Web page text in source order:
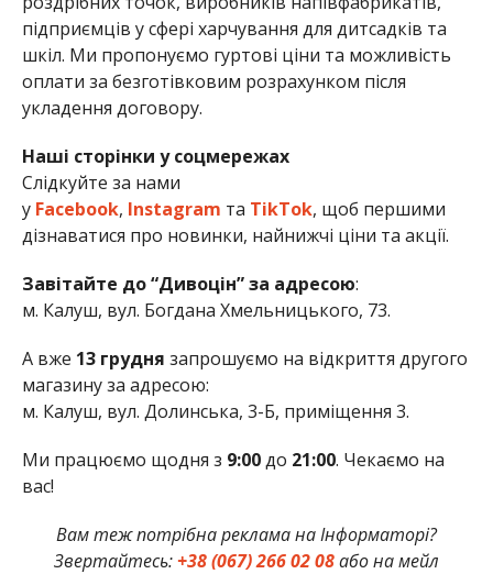
підприємців у сфері харчування для дитсадків та
шкіл. Ми пропонуємо гуртові ціни та можливість
оплати за безготівковим розрахунком після
укладення договору.
Наші сторінки у соцмережах
Слідкуйте за нами
у Facebook, Instagram та TikTok, щоб першими
дізнаватися про новинки, найнижчі ціни та акції.
Завітайте до “Дивоцін” за адресою:
м. Калуш, вул. Богдана Хмельницького, 73.
А вже 13 грудня запрошуємо на відкриття другого
магазину за адресою:
м. Калуш, вул. Долинська, 3-Б, приміщення 3.
Ми працюємо щодня з 9:00до 21:00. Чекаємо на
вас!
Вам теж потрібна реклама на Інформаторі?
Звертайтесь:+38 (067) 266 02 08або на мейл